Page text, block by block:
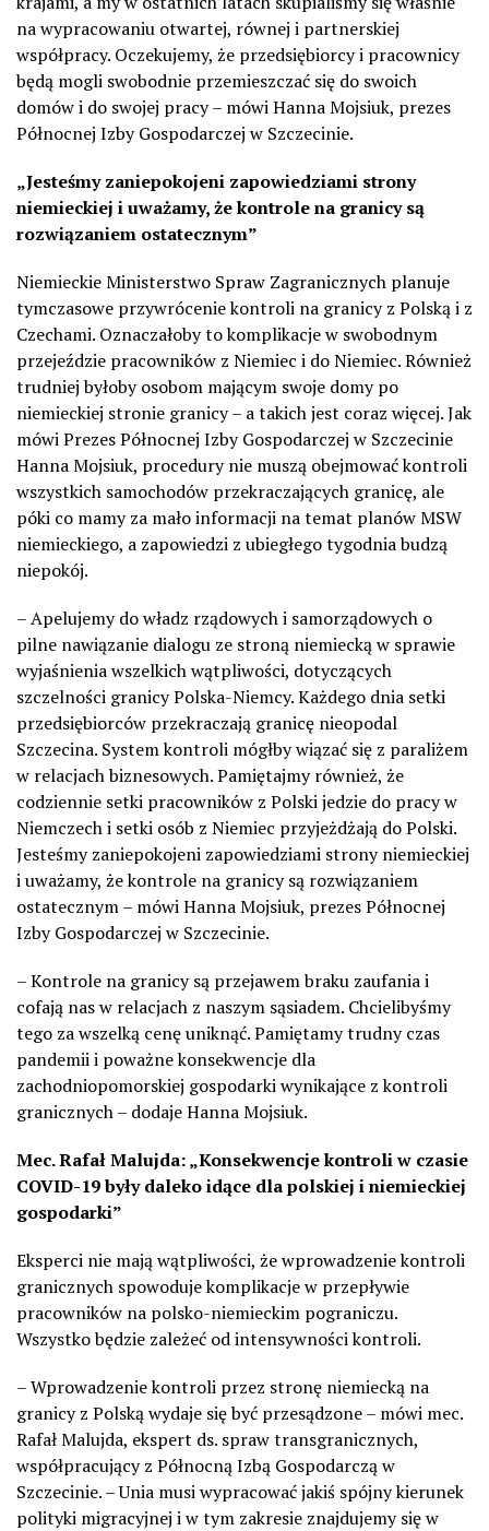
na wypracowaniu otwartej, równej i partnerskiej
współpracy. Oczekujemy, że przedsiębiorcy i pracownicy
będą mogli swobodnie przemieszczać się do swoich
domów i do swojej pracy – mówi Hanna Mojsiuk, prezes
Północnej Izby Gospodarczej w Szczecinie.
„Jesteśmy zaniepokojeni zapowiedziami strony
niemieckiej i uważamy, że kontrole na granicy są
rozwiązaniem ostatecznym”
Niemieckie Ministerstwo Spraw Zagranicznych planuje
tymczasowe przywrócenie kontroli na granicy z Polską i z
Czechami. Oznaczałoby to komplikacje w swobodnym
przejeździe pracowników z Niemiec i do Niemiec. Również
trudniej byłoby osobom mającym swoje domy po
niemieckiej stronie granicy – a takich jest coraz więcej. Jak
mówi Prezes Północnej Izby Gospodarczej w Szczecinie
Hanna Mojsiuk, procedury nie muszą obejmować kontroli
wszystkich samochodów przekraczających granicę, ale
póki co mamy za mało informacji na temat planów MSW
niemieckiego, a zapowiedzi z ubiegłego tygodnia budzą
niepokój.
– Apelujemy do władz rządowych i samorządowych o
pilne nawiązanie dialogu ze stroną niemiecką w sprawie
wyjaśnienia wszelkich wątpliwości, dotyczących
szczelności granicy Polska-Niemcy. Każdego dnia setki
przedsiębiorców przekraczają granicę nieopodal
Szczecina. System kontroli mógłby wiązać się z paraliżem
w relacjach biznesowych. Pamiętajmy również, że
codziennie setki pracowników z Polski jedzie do pracy w
Niemczech i setki osób z Niemiec przyjeżdżają do Polski.
Jesteśmy zaniepokojeni zapowiedziami strony niemieckiej
i uważamy, że kontrole na granicy są rozwiązaniem
ostatecznym – mówi Hanna Mojsiuk, prezes Północnej
Izby Gospodarczej w Szczecinie.
– Kontrole na granicy są przejawem braku zaufania i
cofają nas w relacjach z naszym sąsiadem. Chcielibyśmy
tego za wszelką cenę uniknąć. Pamiętamy trudny czas
pandemii i poważne konsekwencje dla
zachodniopomorskiej gospodarki wynikające z kontroli
granicznych – dodaje Hanna Mojsiuk.
Mec. Rafał Malujda: „Konsekwencje kontroli w czasie
COVID-19 były daleko idące dla polskiej i niemieckiej
gospodarki”
Eksperci nie mają wątpliwości, że wprowadzenie kontroli
granicznych spowoduje komplikacje w przepływie
pracowników na polsko-niemieckim pograniczu.
Wszystko będzie zależeć od intensywności kontroli.
– Wprowadzenie kontroli przez stronę niemiecką na
granicy z Polską wydaje się być przesądzone – mówi mec.
Rafał Malujda, ekspert ds. spraw transgranicznych,
współpracujący z Północną Izbą Gospodarczą w
Szczecinie. – Unia musi wypracować jakiś spójny kierunek
polityki migracyjnej i w tym zakresie znajdujemy się w